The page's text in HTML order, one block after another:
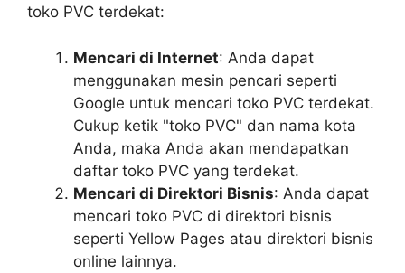
toko PVC terdekat:
Mencari di Internet: Anda dapat
menggunakan mesin pencari seperti
Google untuk mencari toko PVC terdekat.
Cukup ketik "toko PVC" dan nama kota
Anda, maka Anda akan mendapatkan
daftar toko PVC yang terdekat.
Mencari di Direktori Bisnis: Anda dapat
mencari toko PVC di direktori bisnis
seperti Yellow Pages atau direktori bisnis
online lainnya.